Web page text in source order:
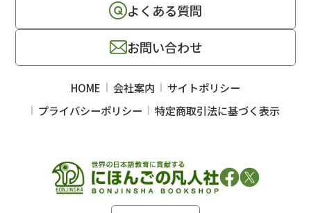
よくある質問
お問い合わせ
HOME 会社案内
サイトポリシー
プライバシーポリシー
特定商取引法に基づく表示